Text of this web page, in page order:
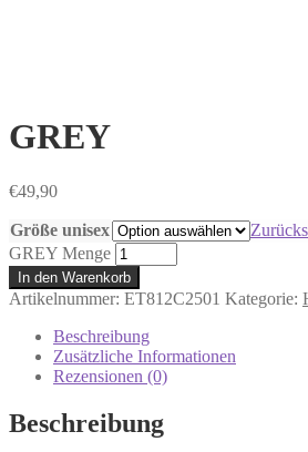
GREY
€49,90
Größe unisex
GREY Menge
In den Warenkorb
Artikelnummer: ET812C2501 Kategorie:
Beschreibung
Zusätzliche Informationen
Rezensionen (0)
Beschreibung